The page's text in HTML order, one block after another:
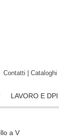
Contatti Cataloghi
LAVORO E DPI
a V